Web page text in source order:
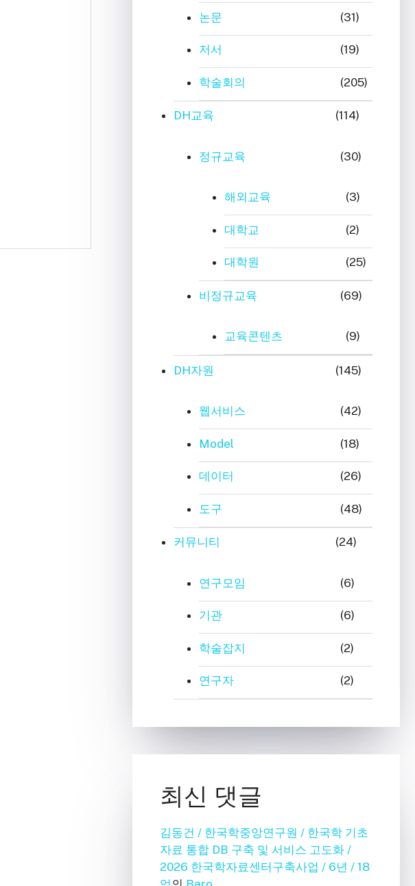
논문 (31)
저서 (19)
학술회의 (205)
DH교육 (114)
정규교육 (30)
해외교육 (3)
대학교 (2)
대학원 (25)
비정규교육 (69)
교육콘텐츠 (9)
DH자원 (145)
웹서비스 (42)
Model (18)
데이터 (26)
도구 (48)
커뮤니티 (24)
연구모임 (6)
기관 (6)
학술잡지 (2)
연구자 (2)
최신 댓글
김동건 / 한국학중앙연구원 / 한국학 기초
자료 통합 DB 구축 및 서비스 고도화 /
2026 한국학자료센터구축사업 / 6년 / 18